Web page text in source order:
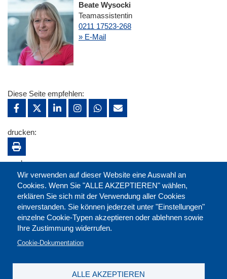
Beate Wysocki
Teamassistentin
0211 17523-268
» E-Mail
Wir verwenden auf dieser Website eine Auswahl an
Cookies. Wenn Sie "ALLE AKZEPTIEREN" wählen,
erklären Sie sich mit der Verwendung aller Cookies
einverstanden. Sie können jederzeit unter "Einstellungen"
einzelne Cookie-Typen akzeptieren oder ablehnen sowie
Ihre Zustimmung widerrufen.
Cookie-Dokumentation
ALLE AKZEPTIEREN
Diese Seite empfehlen:
drucken:
merken: